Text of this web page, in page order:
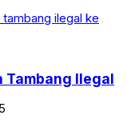
Tambang Ilegal